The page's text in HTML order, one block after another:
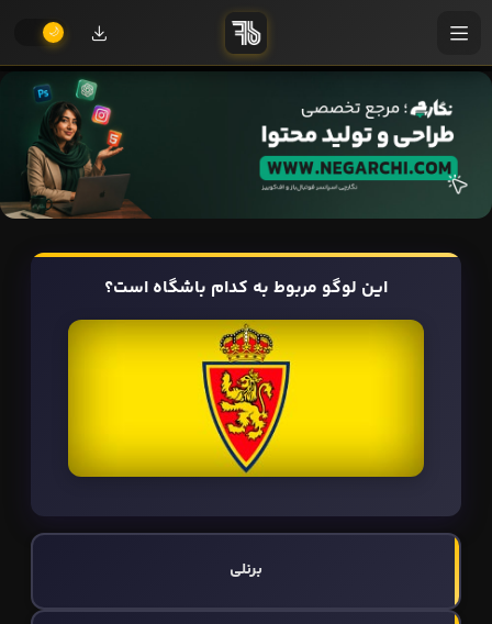
این لوگو مربوط به کدام باشگاه است؟
برنلی